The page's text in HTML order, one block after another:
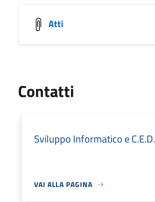
Atti
Contatti
Sviluppo Informatico e C.E.D.
VAI ALLA PAGINA